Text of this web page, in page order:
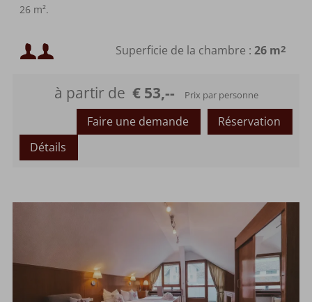
26 m².
Occupation minimale :
Occupation maximale :
Superficie de la chambre : 26 m2
à partir de € 53,-- Prix par personne
Réservation
Faire une demande
Détails